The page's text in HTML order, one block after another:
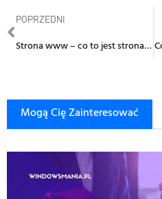
POPRZEDNI
Strona www – co to jest strona internetowa?
Mogą Cię Zainteresować